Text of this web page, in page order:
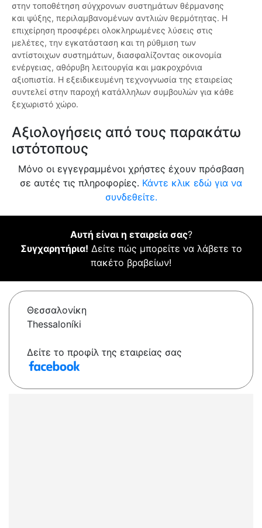
στην τοποθέτηση σύγχρονων συστημάτων θέρμανσης
και ψύξης, περιλαμβανομένων αντλιών θερμότητας. Η
επιχείρηση προσφέρει ολοκληρωμένες λύσεις στις
μελέτες, την εγκατάσταση και τη ρύθμιση των
αντίστοιχων συστημάτων, διασφαλίζοντας οικονομία
ενέργειας, αθόρυβη λειτουργία και μακροχρόνια
αξιοπιστία. Η εξειδικευμένη τεχνογνωσία της εταιρείας
συντελεί στην παροχή κατάλληλων συμβουλών για κάθε
ξεχωριστό χώρο.
Αξιολογήσεις από τους παρακάτω
ιστότοπους
Μόνο οι εγγεγραμμένοι χρήστες έχουν πρόσβαση
σε αυτές τις πληροφορίες. Κάντε κλικ εδώ για να
συνδεθείτε.
Αυτή είναι η εταιρεία σας?
Συγχαρητήρια! Δείτε πώς μπορείτε να λάβετε το
πακέτο βραβείων!
Θεσσαλονίκη
Thessaloníki
Δείτε το προφίλ της εταιρείας σας